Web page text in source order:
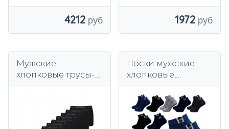
4212 1972
Мужские
хлопковые трусы-
Носки мужские
хлопковые,
набор из 10 пар.